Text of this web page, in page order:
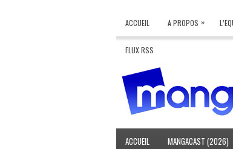
ACCUEIL A PROPOS »
FLUX RSS
ACCUEIL MANGACAST (2026)